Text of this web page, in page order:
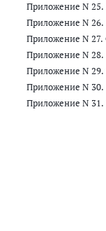
Приложение N 25.
Приложение N 26.
Приложение N 27.
Приложение N 28.
Приложение N 29.
Приложение N 30.
Приложение N 31.